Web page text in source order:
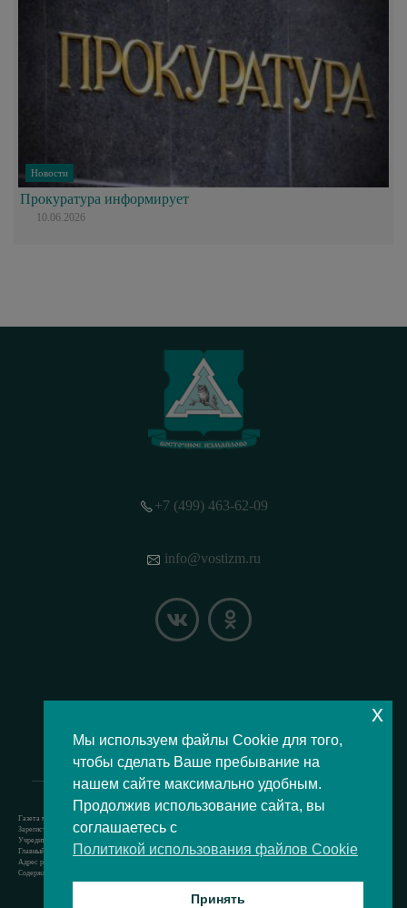
Новости
Прокуратура информирует
10.06.2026
+7 (499) 463-62-09
info@vostizm.ru
Газета муниципального округа Восточное Измайлово.
Зарегистрировано Роскомнадзором свидетельство Эл № ФС77-73364 от 24.07.2018 г.
Учредитель — аппарат Совета депутатов муниципального округа Восточное Измайлово.
Главный редактор — Кочерёжкин Н.А.
Адрес редакции: 105077, г. Москва, Измайловский бульвар, д. 50. т. +74994636209
Содержит материал возрастной категории 12+
Мы используем файлы Cookie для того,
чтобы сделать Ваше пребывание на
нашем сайте максимально удобным.
Продолжив использование сайта, вы
соглашаетесь с
Политикой использования файлов Cookie
Принять
x